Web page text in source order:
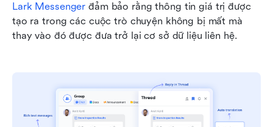
Lark Messenger đảm bảo rằng thông tin giá trị được
tạo ra trong các cuộc trò chuyện không bị mất mà
thay vào đó được đưa trở lại cơ sở dữ liệu liên hệ.